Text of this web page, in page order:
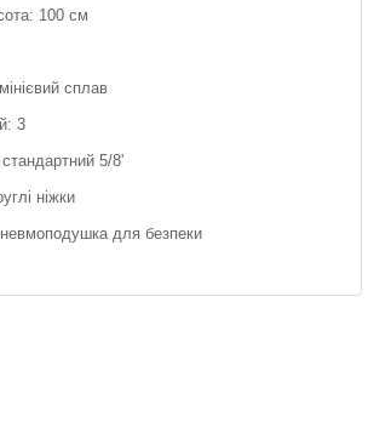
100 см
сплав
3
5/8'
ніжки
для безпеки